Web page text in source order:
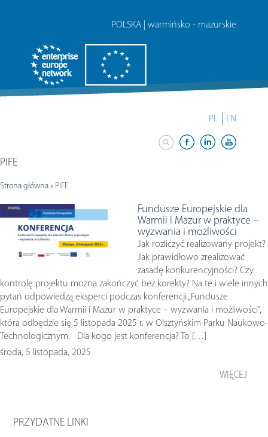
POLSKA | warmińsko - mazurskie
PL EN
PIFE
Strona główna » PIFE
Fundusze Europejskie dla
Warmii i Mazur w praktyce –
wyzwania i możliwości
Jak rozliczyć realizowany projekt?
Jak prawidłowo zrealizować
zasadę konkurencyjności? Czy
kontrolę projektu można zakończyć bez korekty? Na te i wiele innych
pytań odpowiedzą eksperci podczas konferencji „Fundusze
Europejskie dla Warmii i Mazur w praktyce – wyzwania i możliwości”,
która odbędzie się 5 listopada 2025 r. w Olsztyńskim Parku Naukowo-
Technologicznym. Dla kogo jest konferencja? To […]
środa, 5 listopada, 2025
WIĘCEJ
PRZYDATNE LINKI